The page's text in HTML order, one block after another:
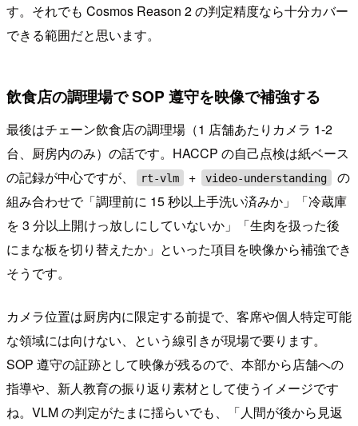
す。それでも Cosmos Reason 2 の判定精度なら十分カバー
できる範囲だと思います。
飲食店の調理場で SOP 遵守を映像で補強する
最後はチェーン飲食店の調理場（1 店舗あたりカメラ 1-2
台、厨房内のみ）の話です。HACCP の自己点検は紙ベース
の記録が中心ですが、
rt-vlm + video-understanding
の
組み合わせで「調理前に 15 秒以上手洗い済みか」「冷蔵庫
を 3 分以上開けっ放しにしていないか」「生肉を扱った後
にまな板を切り替えたか」といった項目を映像から補強でき
そうです。
カメラ位置は厨房内に限定する前提で、客席や個人特定可能
な領域には向けない、という線引きが現場で要ります。
SOP 遵守の証跡として映像が残るので、本部から店舗への
指導や、新人教育の振り返り素材として使うイメージです
ね。VLM の判定がたまに揺らいでも、「人間が後から見返